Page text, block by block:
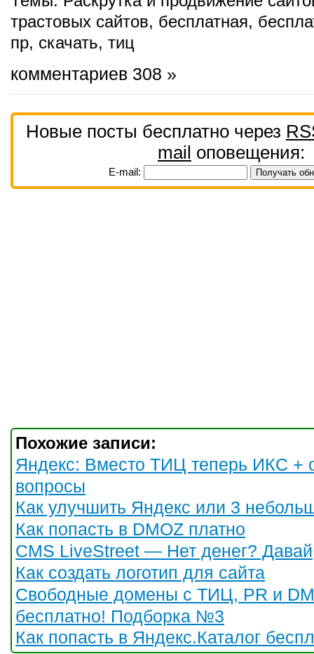
трастовых сайтов, бесплатная,
пр, скачать, тиц
комментариев 308 »
Новые посты бесплатно через
mail оповещения:
E-mail:
Похожие записи:
Яндекс: Вместо ТИЦ теперь ИКС +
вопросы
Как улучшить Яндекс или 3
Как попасть в DMOZ платно
CMS LiveStreet — Нет денег?
Как создать логотип для сайта
Свободные домены с ТИЦ, PR и
бесплатно! Подборка №3
Как попасть в Яндекс.Каталог